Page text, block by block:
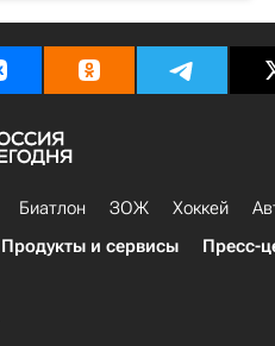
Биатлон ЗОЖ Хоккей
Продукты и сервисы Пресс-